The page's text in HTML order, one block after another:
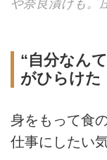
や奈良漬けも。
“自分なん
がひらけた
身をもって食
仕事にしたい